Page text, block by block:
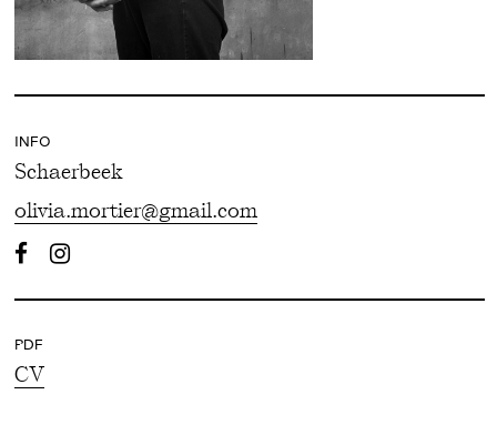
INFO
Schaerbeek
olivia.mortier@gmail.com
PDF
CV